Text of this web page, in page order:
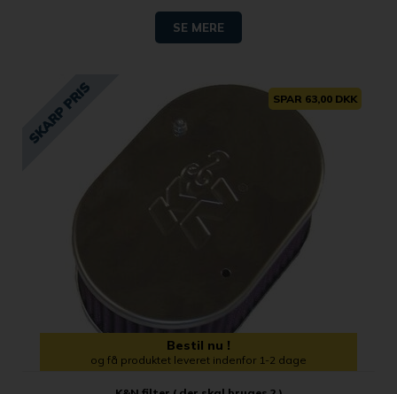
SE MERE
SPAR 63,00 DKK
Bestil nu !
og få produktet leveret indenfor 1-2 dage